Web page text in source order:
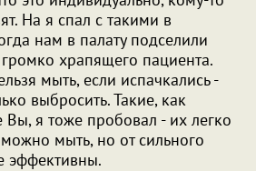
На я спал с такими в
нам в палату подселили
храпящего пациента.
мыть, если испачкались -
выбросить. Такие, как
Вы, я тоже пробовал - их легко
мыть, но от сильного
эффективны.